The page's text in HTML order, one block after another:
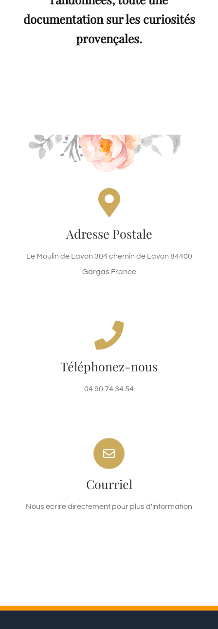
documentation sur les curiosités
provençales.
Adresse Postale
Le Moulin de Lavon 304 chemin de Lavon 84400
Gargas France
Le Moulin de Lavon
Gargas France
Téléphonez-nous
04.90.74.34.54
nous sommes la pour répondre
à vos questions
+33(0)4.90.74.34.54
Haut de Page
Courriel
Nous écrire directement pour plus d'information
Nous écrire directement
Formulaire de Contact